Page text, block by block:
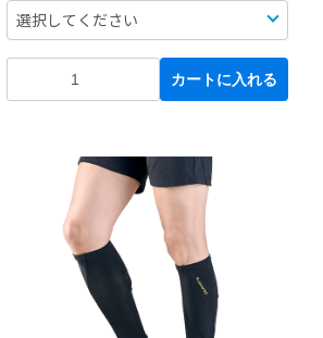
カートに入れる